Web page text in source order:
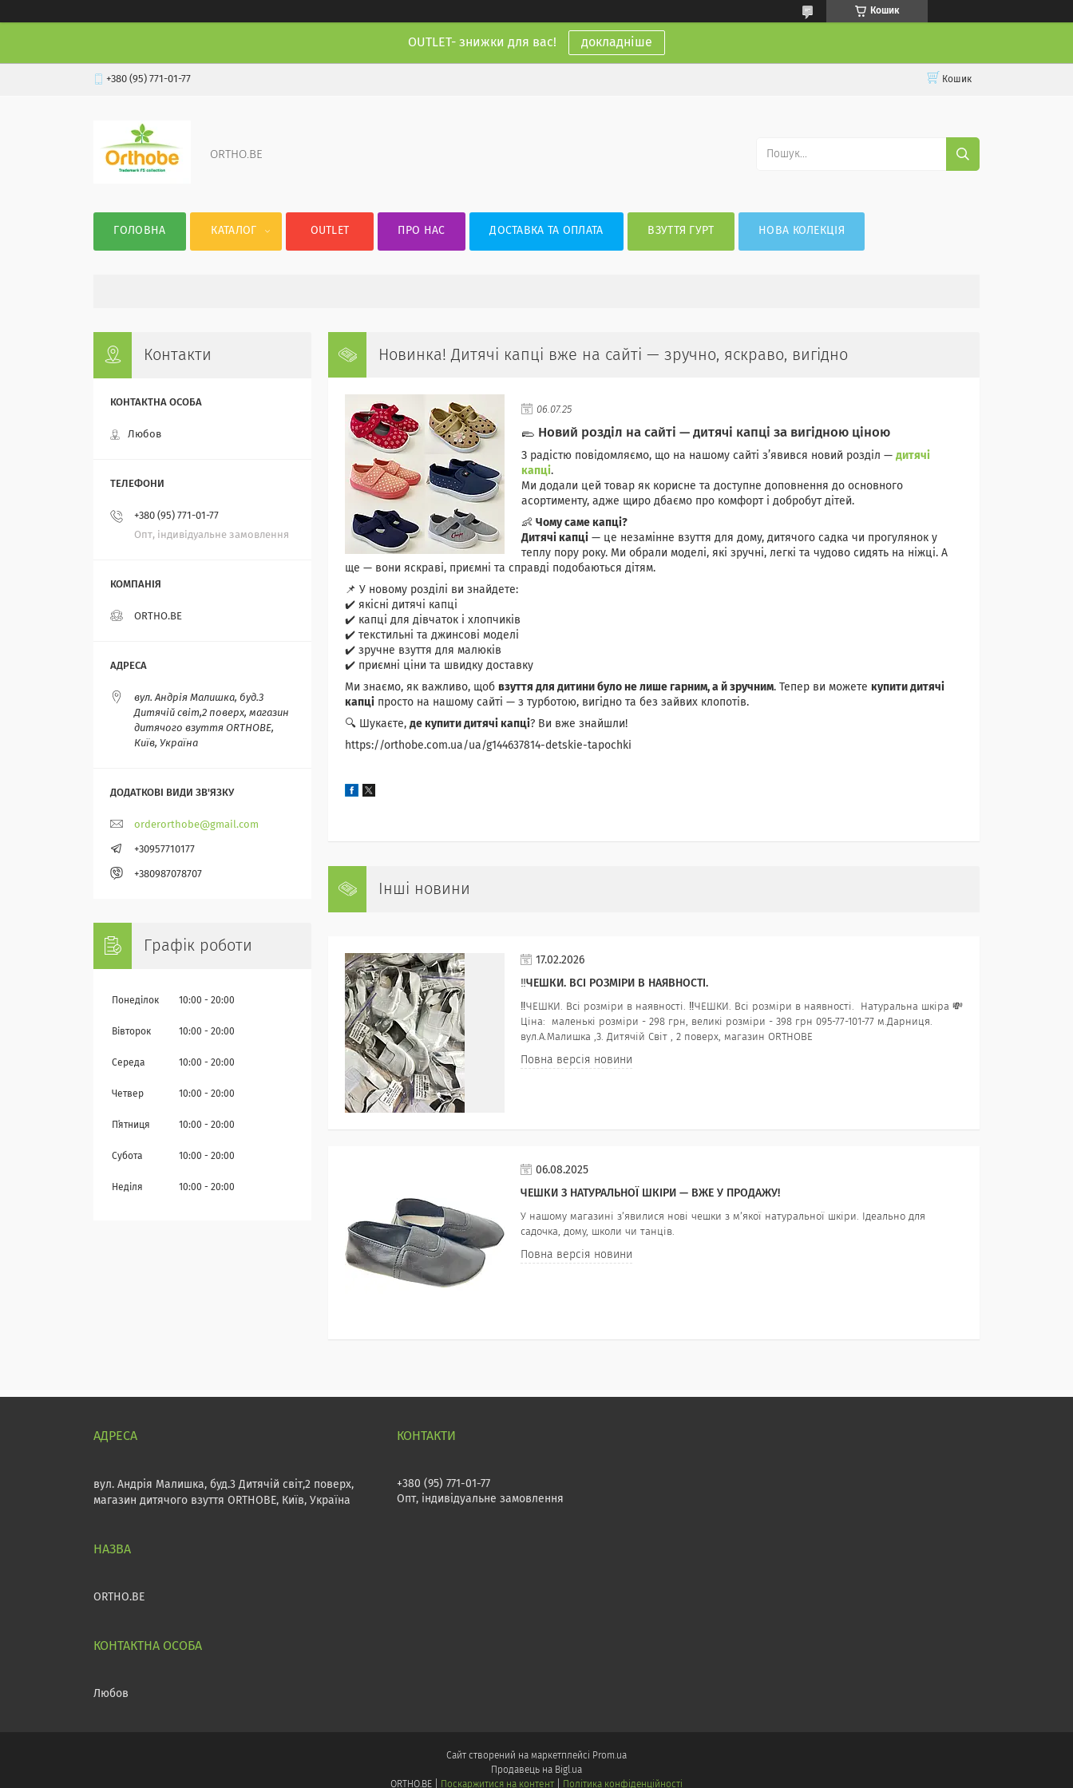
Кошик
OUTLET- знижки для вас! докладніше
+380 (95) 771-01-77 Кошик
ORTHO.BE
ГОЛОВНА КАТАЛОГ OUTLET ПРО НАС ДОСТАВКА ТА ОПЛАТА ВЗУТТЯ ГУРТ НОВА КОЛЕКЦІЯ
Новинка! Дитячі капці вже на сайті — зручно, яскраво, вигідно
06.07.25
🥿 Новий розділ на сайті — дитячі капці за вигідною ціною
З радістю повідомляємо, що на нашому сайті з’явився новий розділ — дитячі
капці.
Ми додали цей товар як корисне та доступне доповнення до основного
асортименту, адже щиро дбаємо про комфорт і добробут дітей.
👶 Чому саме капці?
Дитячі капці — це незамінне взуття для дому, дитячого садка чи прогулянок у
теплу пору року. Ми обрали моделі, які зручні, легкі та чудово сидять на ніжці. А
ще — вони яскраві, приємні та справді подобаються дітям.
📌 У новому розділі ви знайдете:
✔️ якісні дитячі капці
✔️ капці для дівчаток і хлопчиків
✔️ текстильні та джинсові моделі
✔️ зручне взуття для малюків
✔️ приємні ціни та швидку доставку
Ми знаємо, як важливо, щоб взуття для дитини було не лише гарним, а й зручним. Тепер ви можете купити дитячі
капці просто на нашому сайті — з турботою, вигідно та без зайвих клопотів.
🔍 Шукаєте, де купити дитячі капці? Ви вже знайшли!
https://orthobe.com.ua/ua/g144637814-detskie-tapochki
Інші новини
17.02.2026
‼️ЧЕШКИ. ВСІ РОЗМІРИ В НАЯВНОСТІ.
‼️ЧЕШКИ. Всі розміри в наявності. ‼️ЧЕШКИ. Всі розміри в наявності. Натуральна шкіра 💸
Ціна: маленькі розміри - 298 грн, великі розміри - 398 грн 095-77-101-77 м.Дарниця.
вул.А.Малишка ,3. Дитячій Світ , 2 поверх, магазин ORTHOBE
Повна версія новини
06.08.2025
ЧЕШКИ З НАТУРАЛЬНОЇ ШКІРИ — ВЖЕ У ПРОДАЖУ!
У нашому магазині з’явилися нові чешки з м’якої натуральної шкіри. Ідеально для
садочка, дому, школи чи танців.
Повна версія новини
Контакти
Любов
+380 (95) 771-01-77
Опт, індивідуальне замовлення
ORTHO.BE
вул. Андрія Малишка, буд.3
Дитячій світ,2 поверх, магазин
дитячого взуття ORTHOBE,
Київ, Україна
orderorthobe@gmail.com
+30957710177
+380987078707
Графік роботи
Понеділок 10:00 20:00
Вівторок 10:00 20:00
Середа 10:00 20:00
Четвер 10:00 20:00
Пʼятниця 10:00 20:00
Субота 10:00 20:00
Неділя 10:00 20:00
вул. Андрія Малишка, буд.3 Дитячій світ,2 поверх,
магазин дитячого взуття ORTHOBE, Київ, Україна
ORTHO.BE
Любов
+380 (95) 771-01-77
Опт, індивідуальне замовлення
Сайт створений на маркетплейсі Prom.ua
Продавець на Bigl.ua
Поскаржитися на контент Політика конфіденційності